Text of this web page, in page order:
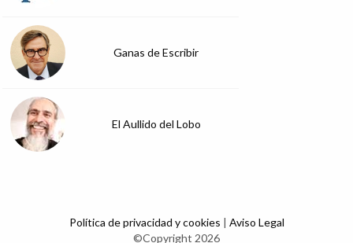
Ganas de Escribir
El Aullido del Lobo
Política de privacidad y cookies | Aviso Legal
©Copyright 2026